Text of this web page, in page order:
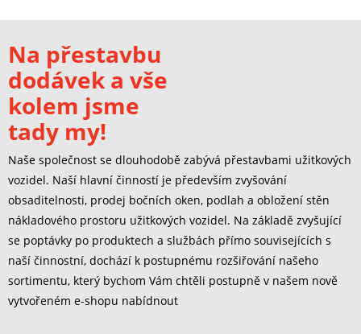
Na přestavbu
dodávek a vše
kolem jsme
tady my!
Naše společnost se dlouhodobě zabývá přestavbami užitkových
vozidel. Naší hlavní činností je především zvyšování
obsaditelnosti, prodej bočních oken, podlah a obložení stěn
nákladového prostoru užitkových vozidel. Na základě zvyšující
se poptávky po produktech a službách přímo souvisejících s
naší činnostní, dochází k postupnému rozšiřování našeho
sortimentu, který bychom Vám chtěli postupně v našem nově
vytvořeném e-shopu nabídnout